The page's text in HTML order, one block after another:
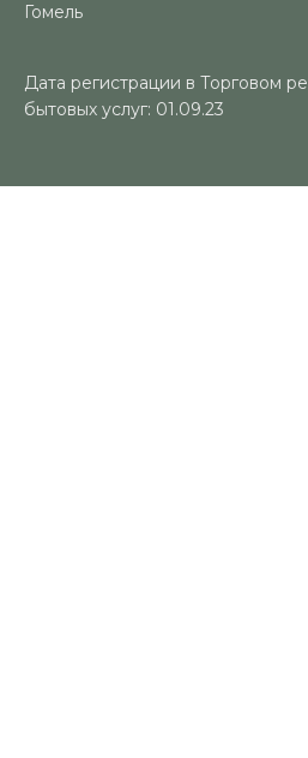
Гомель
Дата регистрации в Торговом
бытовых услуг: 01.09.23